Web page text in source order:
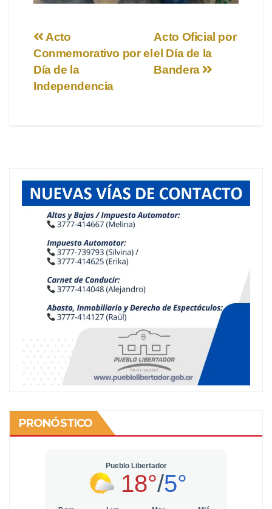
Navegación
de
entradas
Acto Oficial por
el Día de la
Bandera
Acto
Conmemorativo por el
Día de la
Independencia
PRONÓSTICO